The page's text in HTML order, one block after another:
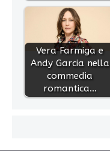
Vera Farmiga e
Andy Garcia nella
commedia
romantica…